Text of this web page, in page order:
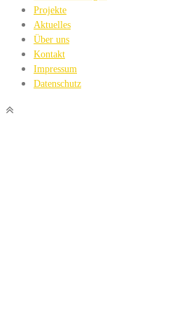
Projekte
Aktuelles
Über uns
Kontakt
Impressum
Datenschutz